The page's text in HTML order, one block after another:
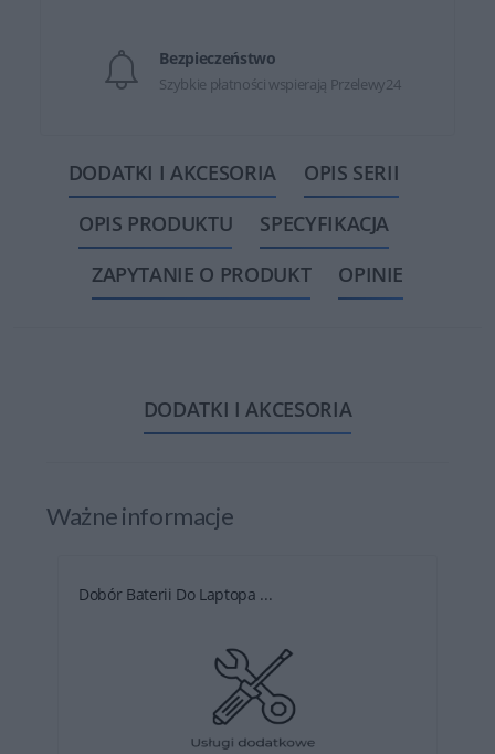
Bezpieczeństwo
Szybkie płatności wspierają Przelewy24
DODATKI I AKCESORIA
OPIS SERII
OPIS PRODUKTU
SPECYFIKACJA
ZAPYTANIE O PRODUKT
OPINIE
DODATKI I AKCESORIA
Ważne informacje
Dobór Baterii Do Laptopa ...